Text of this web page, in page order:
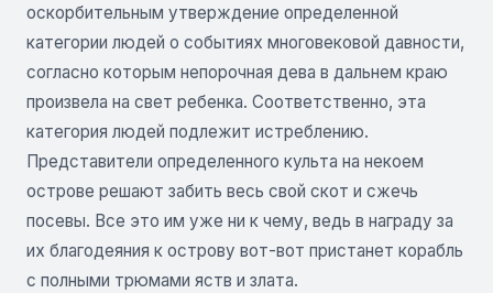
оскорбительным утверждение определенной
категории людей о событиях многовековой давности,
согласно которым непорочная дева в дальнем краю
произвела на свет ребенка. Соответственно, эта
категория людей подлежит истреблению.
Представители определенного культа на некоем
острове решают забить весь свой скот и сжечь
посевы. Все это им уже ни к чему, ведь в награду за
их благодеяния к острову вот-вот пристанет корабль
с полными трюмами яств и злата.